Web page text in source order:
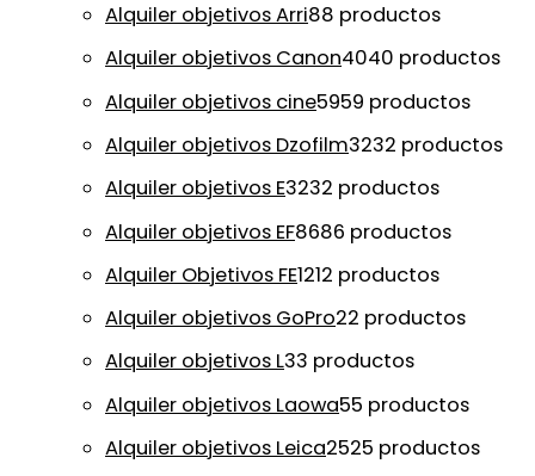
Alquiler objetivos Arri88 productos
Alquiler objetivos Canon4040 productos
Alquiler objetivos cine5959 productos
Alquiler objetivos Dzofilm3232 productos
Alquiler objetivos E3232 productos
Alquiler objetivos EF8686 productos
Alquiler Objetivos FE1212 productos
Alquiler objetivos GoPro22 productos
Alquiler objetivos L33 productos
Alquiler objetivos Laowa55 productos
Alquiler objetivos Leica2525 productos